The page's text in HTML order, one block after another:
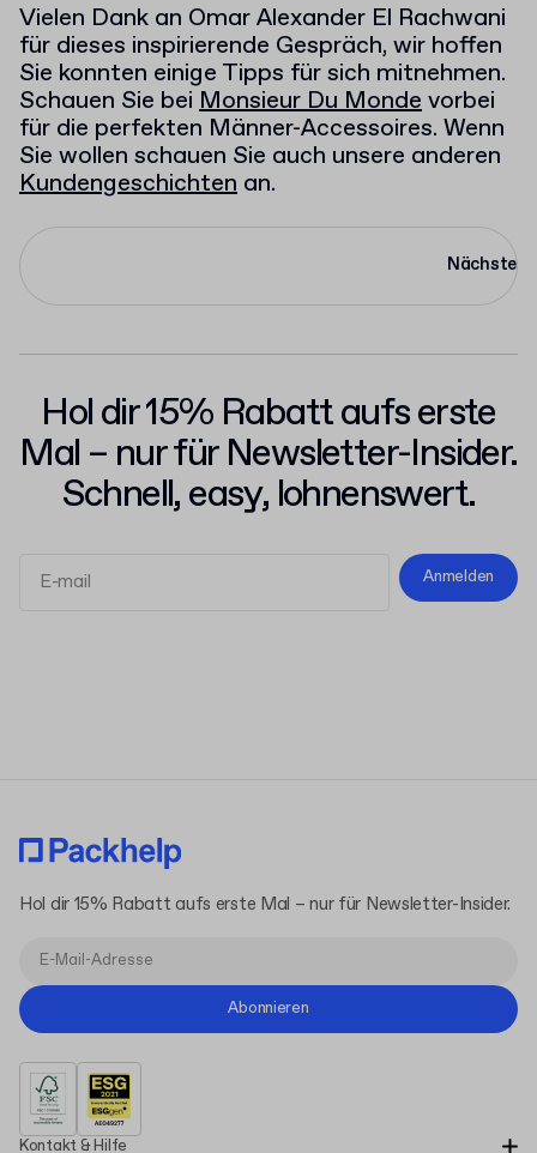
Vielen Dank an Omar Alexander El Rachwani
für dieses inspirierende Gespräch, wir hoffen
Sie konnten einige Tipps für sich mitnehmen.
Schauen Sie bei Monsieur Du Mondevorbei
für die perfekten Männer-Accessoires. Wenn
Sie wollen schauen Sie auch unsere anderen
Kundengeschichten an.
Nächste
Hol dir 15% Rabatt aufs erste
Mal – nur für Newsletter-Insider.
Schnell, easy, lohnenswert.
Anmelden
Kontakt & Hilfe
Hol dir 15% Rabatt aufs erste Mal – nur für Newsletter-Insider.
Abonnieren